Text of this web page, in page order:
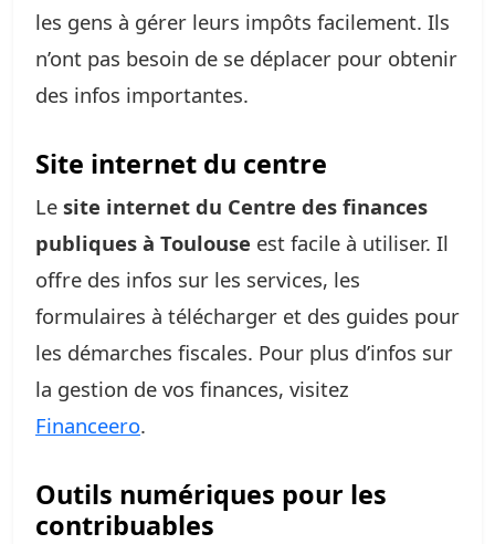
les gens à gérer leurs impôts facilement. Ils
n’ont pas besoin de se déplacer pour obtenir
des infos importantes.
Site internet du centre
Le site internet du Centre des finances
publiques à Toulouse est facile à utiliser. Il
offre des infos sur les services, les
formulaires à télécharger et des guides pour
les démarches fiscales. Pour plus d’infos sur
la gestion de vos finances, visitez
Financeero.
Outils numériques pour les
contribuables